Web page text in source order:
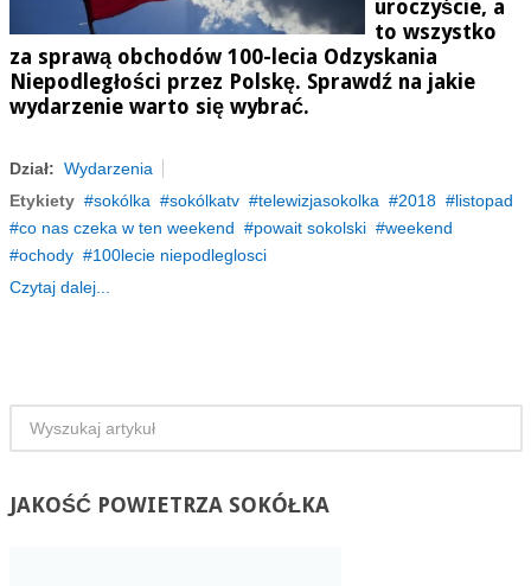
uroczyście, a
to wszystko
za sprawą obchodów 100-lecia Odzyskania
Niepodległości przez Polskę. Sprawdź na jakie
wydarzenie warto się wybrać.
Dział: Wydarzenia
Etykiety
sokólka sokólkatv telewizjasokolka 2018
listopad
co nas czeka w ten weekend
powait sokolski
weekend
ochody
100lecie niepodleglosci
Czytaj dalej...
JAKOŚĆPOWIETRZA SOKÓŁKA